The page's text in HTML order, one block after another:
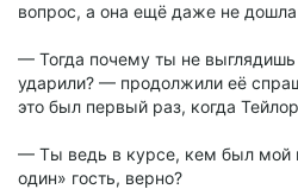
вопрос, а она ещё даже не
— Тогда почему ты не выглядишь
ударили? — продолжили её
это был первый раз, когда
— Ты ведь в курсе, кем был мой
один» гость, верно?